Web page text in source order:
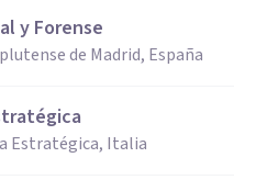
y Forense
de Madrid, España
Estratégica, Italia